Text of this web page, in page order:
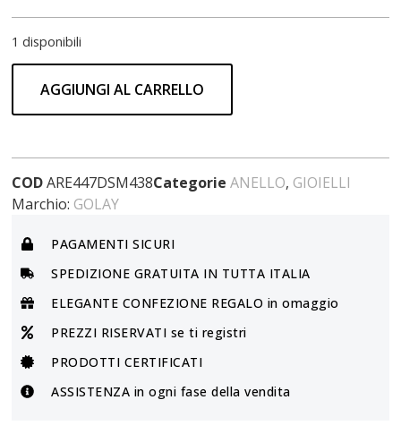
1 disponibili
AGGIUNGI AL CARRELLO
CODARE447DSM438Categorie ANELLO, GIOIELLI
Marchio: GOLAY
PAGAMENTI SICURI
SPEDIZIONE GRATUITA IN TUTTA ITALIA
ELEGANTE CONFEZIONE REGALO in omaggio
PREZZI RISERVATI se ti registri
PRODOTTI CERTIFICATI
ASSISTENZA in ogni fase della vendita